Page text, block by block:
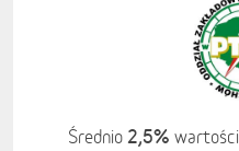
Średnio 2,5%